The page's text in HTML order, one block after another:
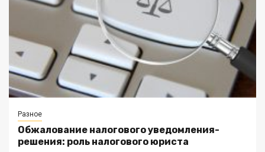
Разное
Обжалование налогового уведомления-
решения: роль налогового юриста